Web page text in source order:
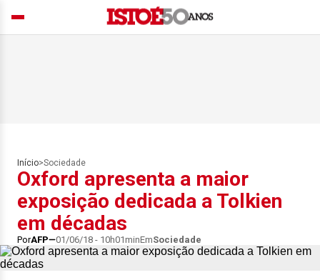
Início>Sociedade
Oxford apresenta a maior
exposição dedicada a Tolkien
em décadas
PorAFP 01/06/18 - 10h01minEmSociedade